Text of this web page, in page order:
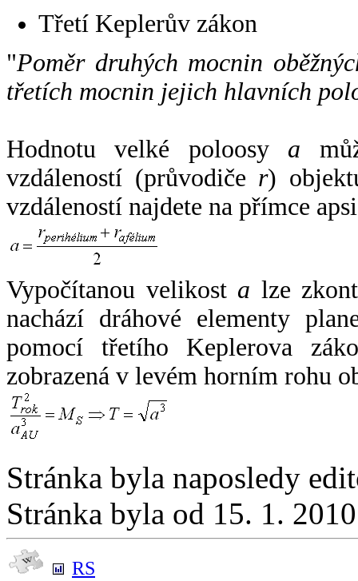
Třetí Keplerův zákon
"Poměr druhých mocnin
třetích mocnin jejich hlavních
Hodnotu velké poloosy a
vzdáleností (průvodiče r)
vzdáleností najdete na přímce
Vypočítanou velikost a lze
nachází dráhové elementy
pomocí třetího Keplerova
zobrazená v levém horním rohu
Stránka byla naposledy
Stránka byla od 15. 1.
RS